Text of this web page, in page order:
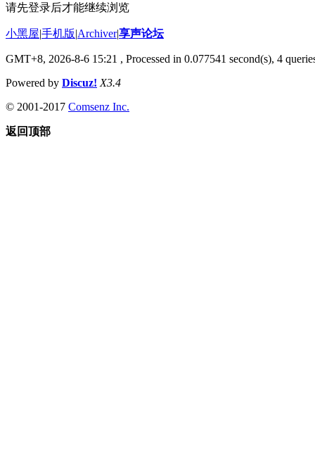
请先登录后才能继续浏览
小黑屋|手机版|Archiver|享声论坛
GMT+8, 2026-8-6 15:21 , Processed in 0.077541 second(s), 4
Powered by Discuz! X3.4
© 2001-2017 Comsenz Inc.
返回顶部